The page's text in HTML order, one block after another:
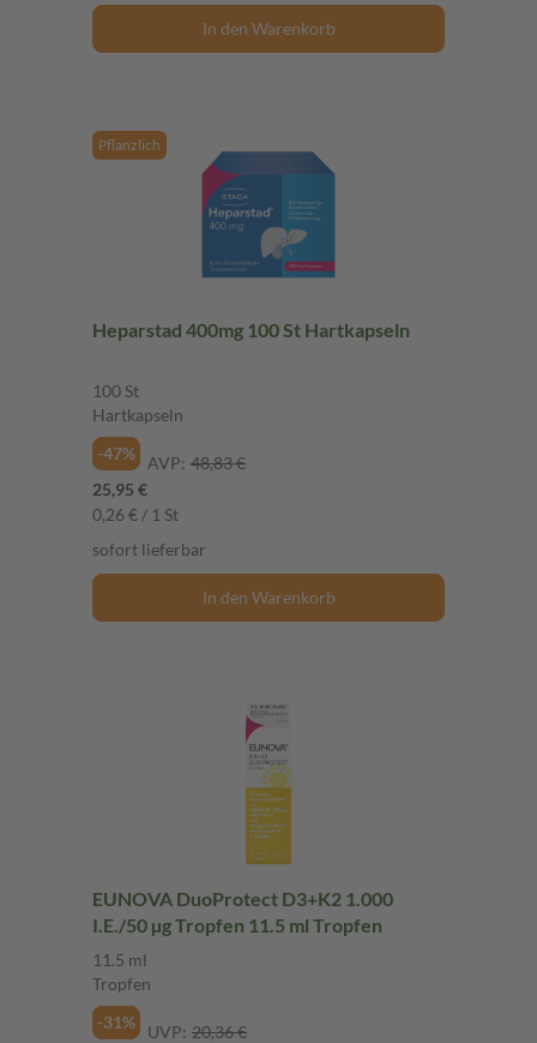
In den Warenkorb
Pflanzlich
Heparstad 400mg 100 St Hartkapseln
100 St
Hartkapseln
-47%
AVP: 48,83 €
25,95 €
0,26 € / 1 St
sofort lieferbar
In den Warenkorb
EUNOVA DuoProtect D3+K2 1.000
I.E./50 µg Tropfen 11.5 ml Tropfen
11.5 ml
Tropfen
-31%
UVP: 20,36 €